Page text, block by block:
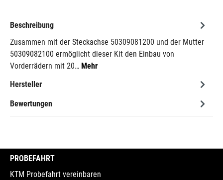
Beschreibung
Zusammen mit der Steckachse 50309081200 und der Mutter
50309082100 ermöglicht dieser Kit den Einbau von
Vorderrädern mit 20… Mehr
Hersteller
Bewertungen
PROBEFAHRT
KTM Probefahrt vereinbaren